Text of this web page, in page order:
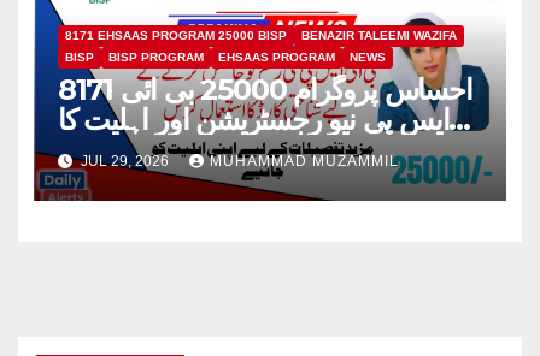
8171 EHSAAS PROGRAM 25000 BISP
BENAZIR TALEEMI WAZIFA
BISP
BISP PROGRAM EHSAAS PROGRAM NEWS
8171 احساس پروگرام 25000 بی ائی
ایس پی نیو رجسٹریشن اور اہلیت کا
عمل
JUL 29, 2026 MUHAMMAD MUZAMMIL